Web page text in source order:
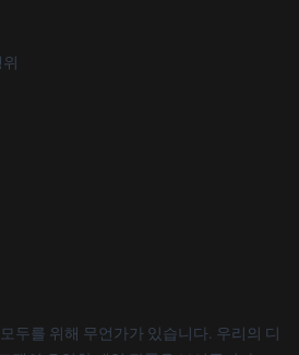
두를 위해 무언가가 있습니다. 우리의 디